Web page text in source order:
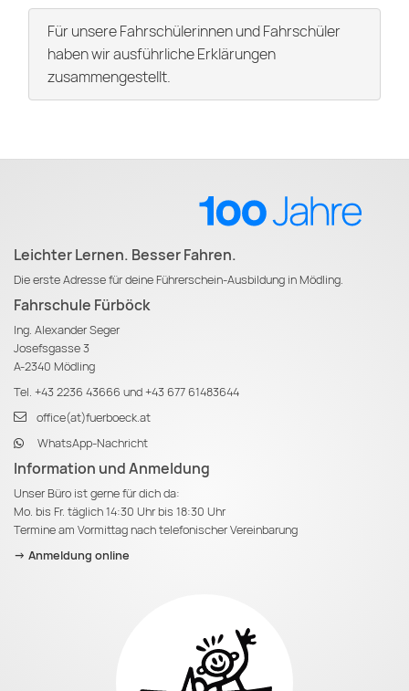
Für unsere Fahrschülerinnen und Fahrschüler
haben wir ausführliche Erklärungen
zusammengestellt.
Leichter Lernen. Besser Fahren.
Die erste Adresse für deine Führerschein-Ausbildung in Mödling.
Fahrschule Fürböck
Ing. Alexander Seger
Josefsgasse 3
A-2340 Mödling
Tel. +43 2236 43666 und+43 677 61483644
office(at)fuerboeck.at
WhatsApp-Nachricht
Information und Anmeldung
Unser Büro ist gerne für dich da:
Mo. bis Fr. täglich 14:30 Uhr bis 18:30 Uhr
Termine am Vormittag nach telefonischer Vereinbarung
-> Anmeldung online